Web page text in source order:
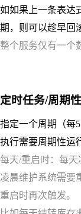
如如果上一条表达
期，则可以趁早回
整个服务仅有一个
定时任务/周期
指定一个周期（每
执行需要周期性运
每天/重启时：每
凌晨维护系统需要
重启时再次触发。